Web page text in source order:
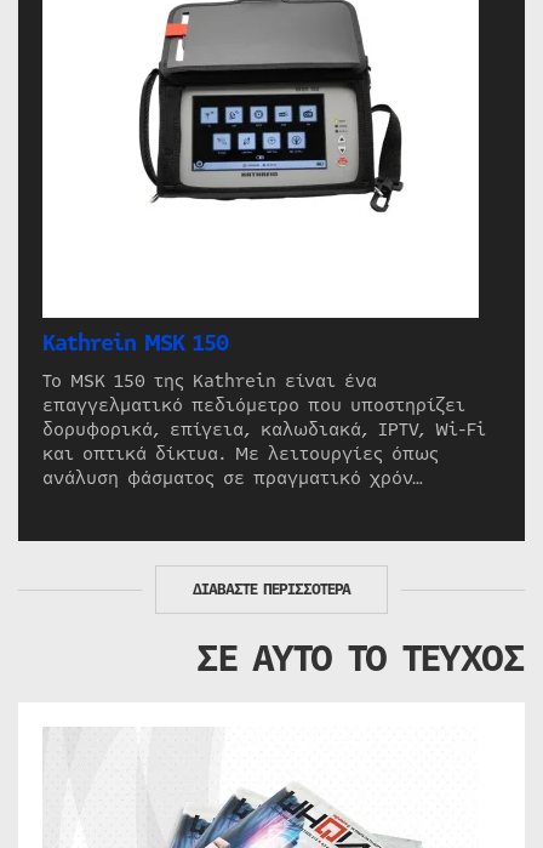
Kathrein MSK 150
Το MSK 150 της Kathrein είναι ένα
επαγγελματικό πεδιόμετρο που υποστηρίζει
δορυφορικά, επίγεια, καλωδιακά, IPTV, Wi-Fi
και οπτικά δίκτυα. Με λειτουργίες όπως
ανάλυση φάσματος σε πραγματικό χρόν…
ΔΙΑΒΑΣΤΕ ΠΕΡΙΣΣΟΤΕΡΑ
ΣΕ ΑΥΤΟ ΤΟ ΤΕΥΧΟΣ